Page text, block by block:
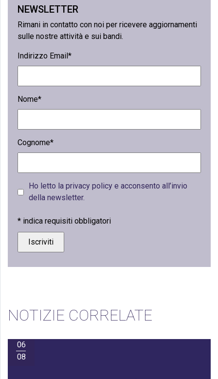
NEWSLETTER
Rimani in contatto con noi per ricevere aggiornamenti
sulle nostre attività e sui bandi.
Indirizzo Email*
Nome*
Cognome*
Ho letto la privacy policy e acconsento all’invio
della newsletter.
* indica requisiti obbligatori
NOTIZIE CORRELATE
06
08